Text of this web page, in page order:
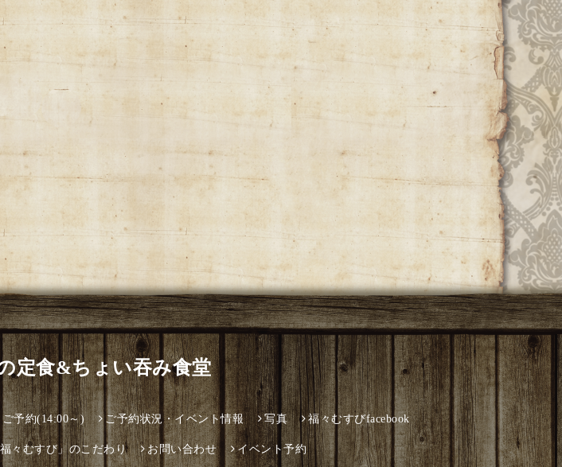
定食&ちょい吞み食堂
ご予約(14:00～) ご予約状況・イベント情報 写真 福々むすびfacebook
々むすび」のこだわり お問い合わせ イベント予約